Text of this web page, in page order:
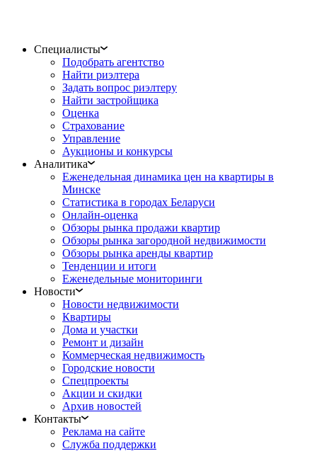
Специалисты
Подобрать агентство
Найти риэлтера
Задать вопрос риэлтеру
Найти застройщика
Оценка
Страхование
Управление
Аукционы и конкурсы
Аналитика
Еженедельная динамика цен на квартиры в
Минске
Статистика в городах Беларуси
Онлайн-оценка
Обзоры рынка продажи квартир
Обзоры рынка загородной недвижимости
Обзоры рынка аренды квартир
Тенденции и итоги
Еженедельные мониторинги
Новости
Новости недвижимости
Квартиры
Дома и участки
Ремонт и дизайн
Коммерческая недвижимость
Городские новости
Спецпроекты
Акции и скидки
Архив новостей
Контакты
Реклама на сайте
Служба поддержки